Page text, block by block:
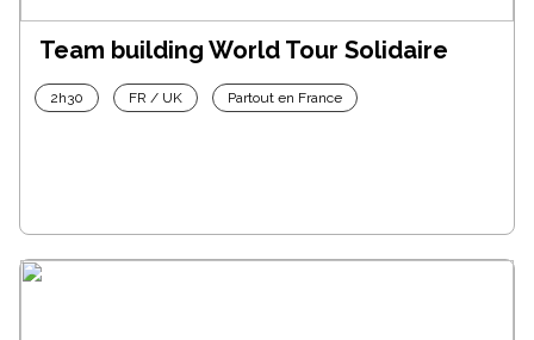
Team building World Tour Solidaire
2h30 FR / UK Partout en France